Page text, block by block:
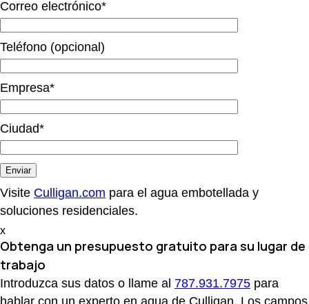
Correo electrónico*
Teléfono (opcional)
Empresa*
Ciudad*
Visite Culligan.com para el agua embotellada y
soluciones residenciales.
x
Obtenga un presupuesto gratuito para su lugar de
trabajo
Introduzca sus datos o llame al 787.931.7975 para
hablar con un experto en agua de Culligan. Los campos